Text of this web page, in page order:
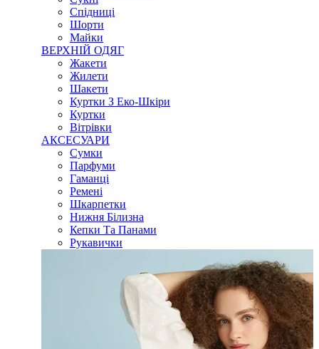
Спідниці
Шорти
Майки
ВЕРХНІЙ ОДЯГ
Жакети
Жилети
Шакети
Куртки З Еко-Шкіри
Куртки
Вітрівки
АКСЕСУАРИ
Сумки
Парфуми
Гаманці
Ремені
Шкарпетки
Нижня Білизна
Кепки Та Панами
Рукавички